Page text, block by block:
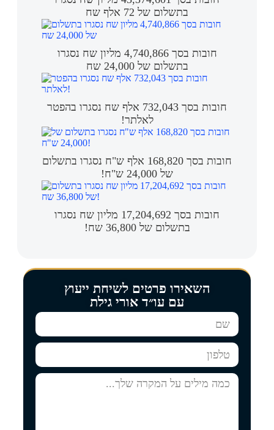
בתשלום של 72 אלף שח
חובות בסך 4,740,866 מליון שח נסגרו
בתשלום של 24,000 שח
חובות בסך 732,043 אלף שח נסגרו בהפטר
לאלתר!
חובות בסך 168,820 אלף ש"ח נסגרו בתשלום
של 24,000 ש"ח!
חובות בסך 17,204,692 מליון שח נסגרו
בתשלום של 36,800 שח!
השאירו פרטים לשיחת ייעוץ
עם עו״ד אורי גילת